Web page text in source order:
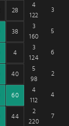
28
4
122
3
38
3
160
5
4
3
124
6
40
5
98
2
60
4
112
4
44
2
220
7